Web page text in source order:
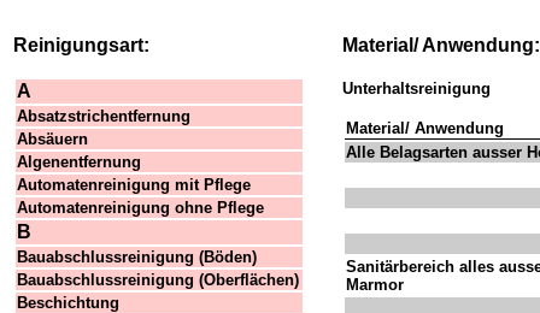
Reinigungsart: Material/ Anwendung:
A
Absatzstrichentfernung
Absäuern
Algenentfernung
Automatenreinigung mit Pflege
Automatenreinigung ohne Pflege
B
Bauabschlussreinigung (Böden)
Bauabschlussreinigung (Oberflächen)
Beschichtung
Unterhaltsreinigung
Material/ Anwendung
Alle Belagsarten ausser
Sanitärbereich alles
Marmor